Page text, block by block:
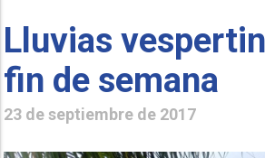
Lluvias
fin de semana
23 de septiembre de 2017